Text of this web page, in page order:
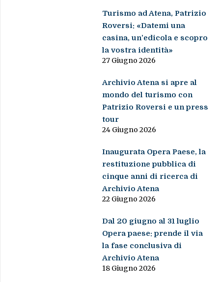
Turismo ad Atena, Patrizio
Roversi: «Datemi una
casina, un’edicola e scopro
la vostra identità»
27 Giugno 2026
Archivio Atena si apre al
mondo del turismo con
Patrizio Roversi e un press
tour
24 Giugno 2026
Inaugurata Opera Paese, la
restituzione pubblica di
cinque anni di ricerca di
Archivio Atena
22 Giugno 2026
Dal 20 giugno al 31 luglio
Opera paese: prende il via
la fase conclusiva di
Archivio Atena
18 Giugno 2026